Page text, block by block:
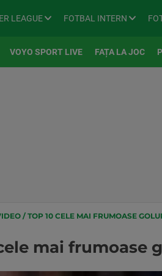
LEAGUE FOTBAL INTERN
VOYO SPORT LIVE FAȚA LA JOC
/ TOP 10 CELE MAI FRUMOASE
mai